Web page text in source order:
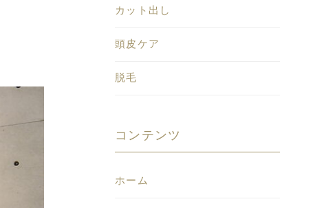
カット出し
頭皮ケア
脱毛
コンテンツ
ホーム